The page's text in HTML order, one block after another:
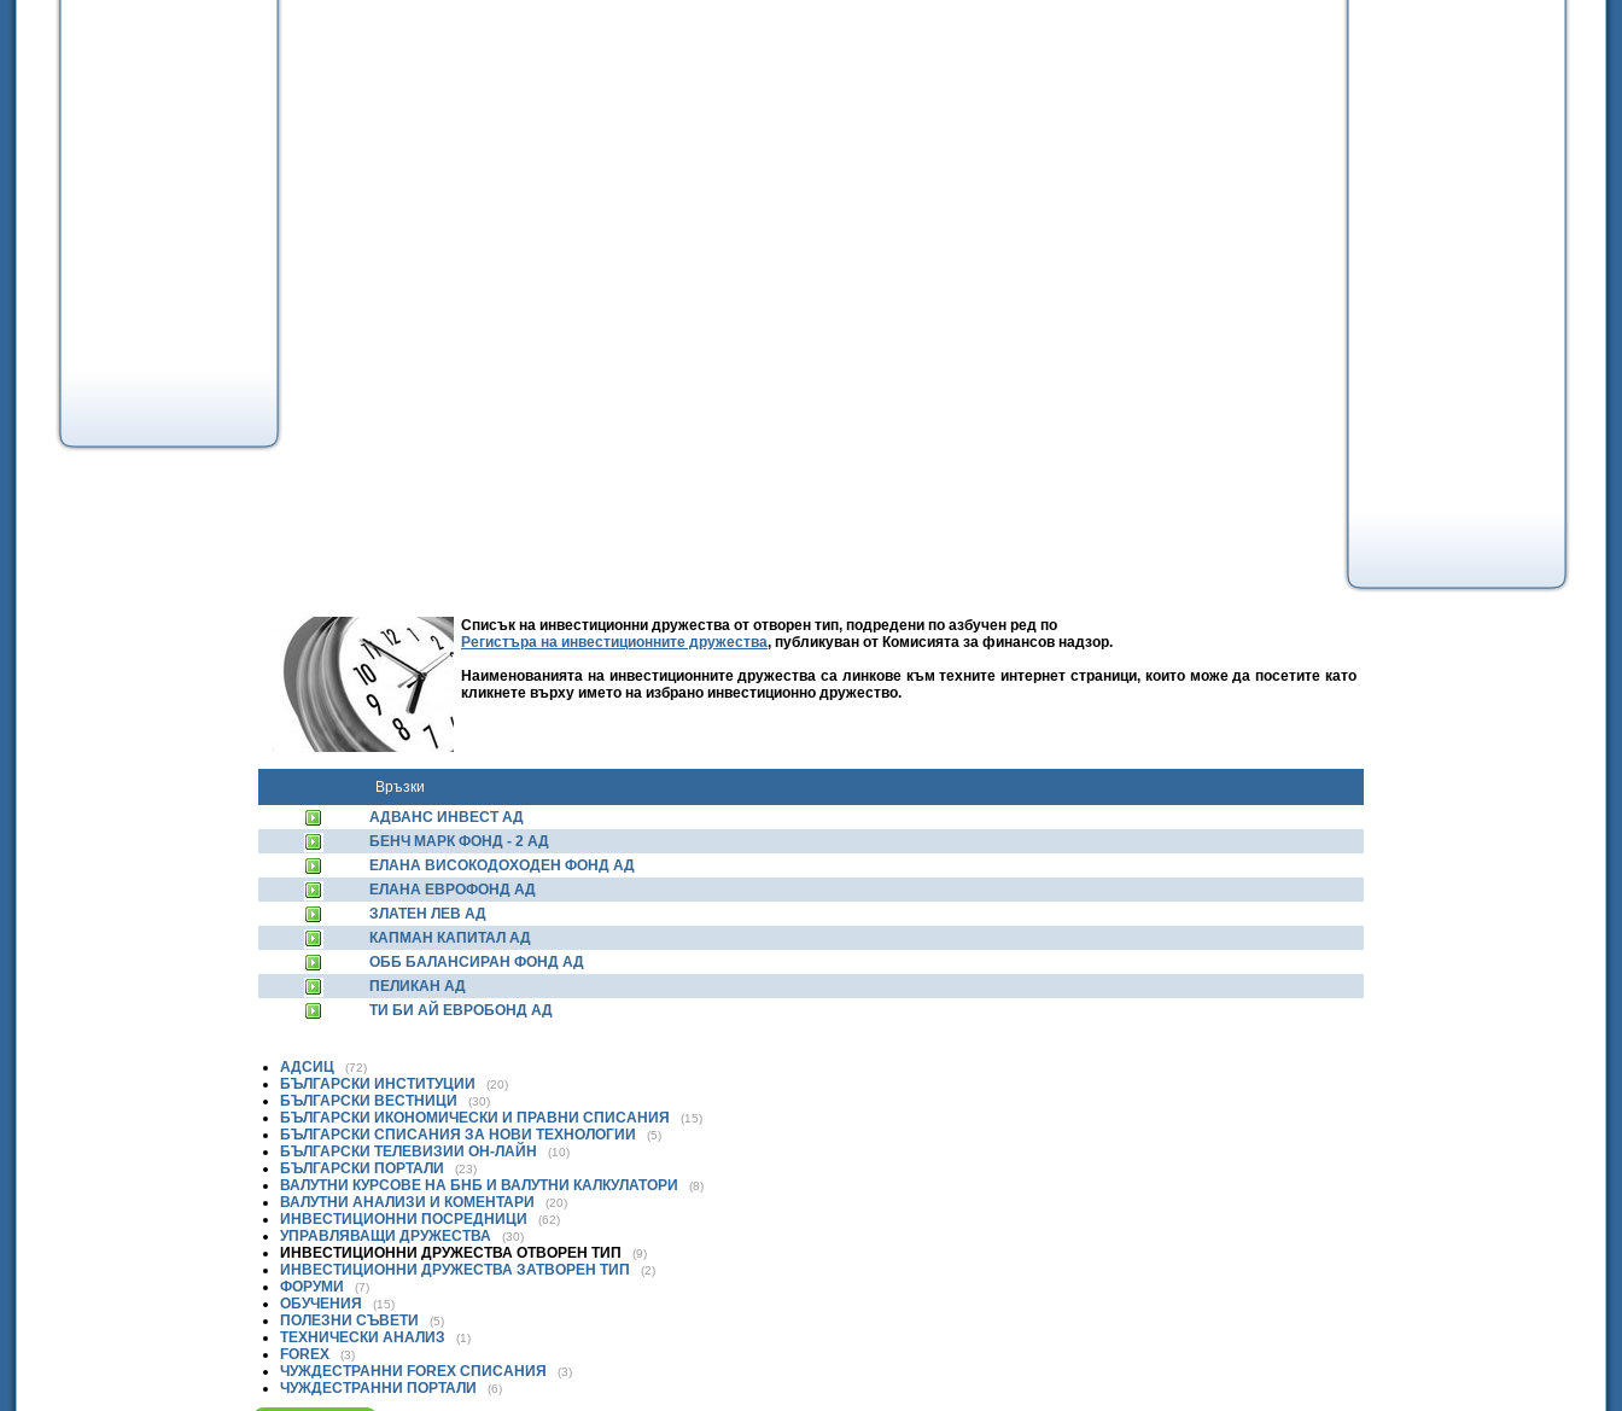
Списък на инвестиционни дружества от отворен тип, подредени по азбучен ред по
Регистъра на инвестиционните дружества, публикуван от Комисията за финансов надзор.
Наименованията на инвестиционните дружества са линкове към техните интернет страници, които може да посетите като
кликнете върху името на избрано инвестиционно дружество.
Връзки
АДВАНС ИНВЕСТ АД
БЕНЧ МАРК ФОНД - 2 АД
ЕЛАНА ВИСОКОДОХОДЕН ФОНД АД
ЕЛАНА ЕВРОФОНД АД
ЗЛАТЕН ЛЕВ АД
КАПМАН КАПИТАЛ АД
ОББ БАЛАНСИРАН ФОНД АД
ПЕЛИКАН АД
ТИ БИ АЙ ЕВРОБОНД АД
АДСИЦ (72)
БЪЛГАРСКИ ИНСТИТУЦИИ (20)
БЪЛГАРСКИ ВЕСТНИЦИ (30)
БЪЛГАРСКИ ИКОНОМИЧЕСКИ И ПРАВНИ СПИСАНИЯ (15)
БЪЛГАРСКИ СПИСАНИЯ ЗА НОВИ ТЕХНОЛОГИИ (5)
БЪЛГАРСКИ ТЕЛЕВИЗИИ ОН-ЛАЙН (10)
БЪЛГАРСКИ ПОРТАЛИ (23)
ВАЛУТНИ КУРСОВЕ НА БНБ И ВАЛУТНИ КАЛКУЛАТОРИ (8)
ВАЛУТНИ АНАЛИЗИ И КОМЕНТАРИ (20)
ИНВЕСТИЦИОННИ ПОСРЕДНИЦИ (62)
УПРАВЛЯВАЩИ ДРУЖЕСТВА (30)
ИНВЕСТИЦИОННИ ДРУЖЕСТВА ОТВОРЕН ТИП (9)
ИНВЕСТИЦИОННИ ДРУЖЕСТВА ЗАТВОРЕН ТИП (2)
ФОРУМИ (7)
ОБУЧЕНИЯ (15)
ПОЛЕЗНИ СЪВЕТИ (5)
ТЕХНИЧЕСКИ АНАЛИЗ (1)
FOREX (3)
ЧУЖДЕСТРАННИ FOREX СПИСАНИЯ (3)
ЧУЖДЕСТРАННИ ПОРТАЛИ (6)